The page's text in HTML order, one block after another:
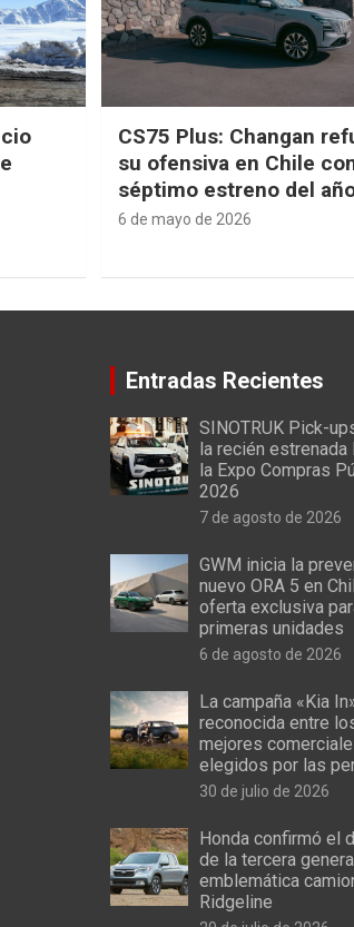
CS75 Plus: Changan
su ofensiva en Chile
séptimo estreno del
6 de mayo de 2026
Entradas Recientes
SINOTRUK Pick-
la recién estrenada
la Expo Compras
2026
7 de agosto de 2026
GWM inicia la
nuevo ORA 5 en
oferta exclusiva
primeras unidades
6 de agosto de 2026
La campaña «Kia
reconocida entre
mejores
elegidos por las
30 de julio de 2026
Honda confirmó el
de la tercera
emblemática
Ridgeline